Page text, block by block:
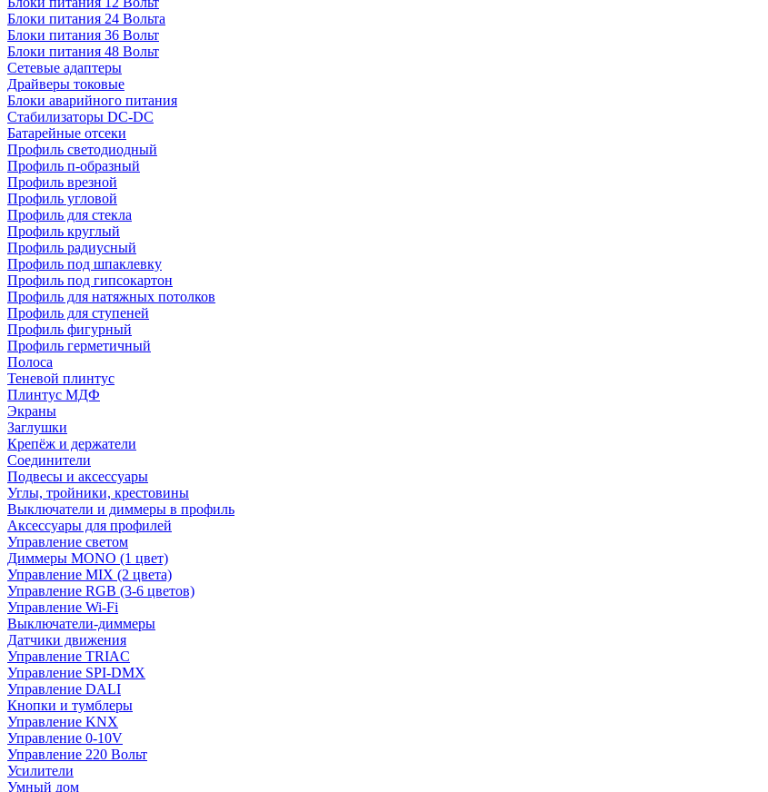
Блоки питания 24 Вольта
Блоки питания 36 Вольт
Блоки питания 48 Вольт
Сетевые адаптеры
Драйверы токовые
Блоки аварийного питания
Стабилизаторы DC-DC
Батарейные отсеки
Профиль светодиодный
Профиль п-образный
Профиль врезной
Профиль угловой
Профиль для стекла
Профиль круглый
Профиль радиусный
Профиль под шпаклевку
Профиль под гипсокартон
Профиль для натяжных потолков
Профиль для ступеней
Профиль фигурный
Профиль герметичный
Полоса
Теневой плинтус
Плинтус МДФ
Экраны
Заглушки
Крепёж и держатели
Соединители
Подвесы и аксессуары
Углы, тройники, крестовины
Выключатели и диммеры в профиль
Аксессуары для профилей
Управление светом
Диммеры MONO (1 цвет)
Управление MIX (2 цвета)
Управление RGB (3-6 цветов)
Управление Wi-Fi
Выключатели-диммеры
Датчики движения
Управление TRIAC
Управление SPI-DMX
Управление DALI
Кнопки и тумблеры
Управление KNX
Управление 0-10V
Управление 220 Вольт
Усилители
Умный дом